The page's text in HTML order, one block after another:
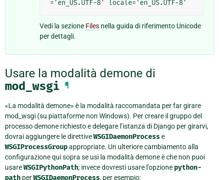
Vedi la sezione Files nella guida di riferimento Unicode
per dettagli.
Usare la modalità demone di
mod_wsgi ¶
«La modalità demone» è la modalità raccomandata per far girare
mod_wsgi (su piattaforme non Windows). Per creare il gruppo del
processo demone richiesto e delegare l’istanza di Django per girarvi,
dovrai aggiungere le direttiveWSGIDaemonProcesse
WSGIProcessGroupappropriate. Un ulteriore cambiamento alla
configurazione qui sopra se usi la modalità demone è che non puoi
usareWSGIPythonPath; invece dovresti usare l’opzione python-
path perWSGIDaemonProcess, per esempio: